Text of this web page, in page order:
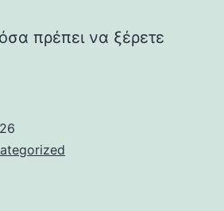
πρέπει να ξέρετε